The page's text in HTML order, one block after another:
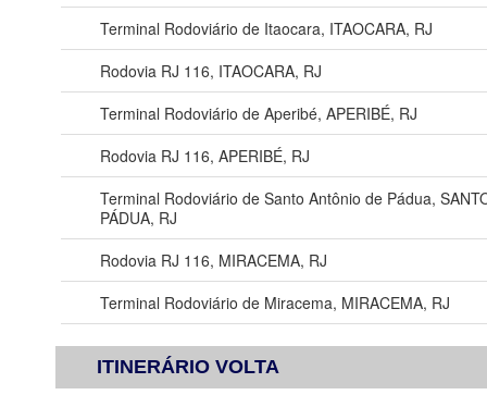
Terminal Rodoviário de Itaocara, ITAOCARA, RJ
Rodovia RJ 116, ITAOCARA, RJ
Terminal Rodoviário de Aperibé, APERIBÉ, RJ
Rodovia RJ 116, APERIBÉ, RJ
Terminal Rodoviário de Santo Antônio de Pádua,
PÁDUA, RJ
Rodovia RJ 116, MIRACEMA, RJ
Terminal Rodoviário de Miracema, MIRACEMA, RJ
ITINERÁRIO VOLTA